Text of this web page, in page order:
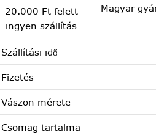
20.000 Ft felett
ingyen szállítás
Magyar
Szállítási idő
Fizetés
Vászon mérete
Csomag tartalma